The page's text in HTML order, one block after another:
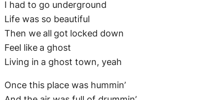
Once this place was hummin’
And the air was full of drummin’
The sound of cymbals crashin’
Glasses were all smashin’
Trumpets were all screamin’
Saxophones were blarin’